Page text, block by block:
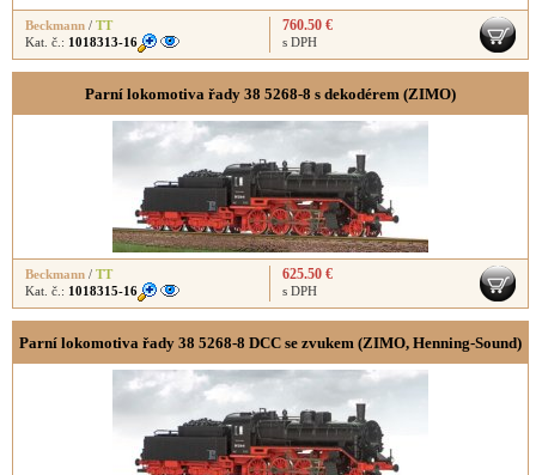
Beckmann / TT
Kat. č.: 1018313-16
760.50 €
s DPH
Parní lokomotiva řady 38 5268-8 s dekodérem (ZIMO)
Beckmann / TT
Kat. č.: 1018315-16
625.50 €
s DPH
Parní lokomotiva řady 38 5268-8 DCC se zvukem (ZIMO, Henning-Sound)